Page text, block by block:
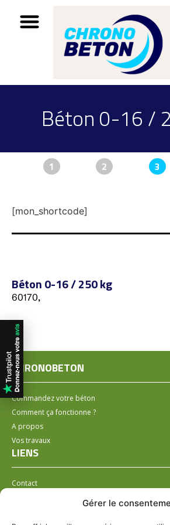
Gérer le
Béton 0-16 /
1 2 3
[mon_shortcode]
Béton 0-16 / 250 kg
60170,
CHRONOBETON
Commandez votre béton
Comment ça fonctionne ?
A propos
Vos travaux
LIENS
Contact